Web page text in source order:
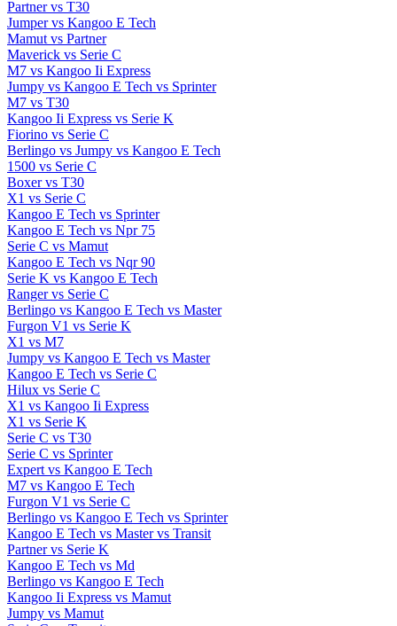
Partner vs T30
Jumper vs Kangoo E Tech
Mamut vs Partner
Maverick vs Serie C
M7 vs Kangoo Ii Express
Jumpy vs Kangoo E Tech vs Sprinter
M7 vs T30
Kangoo Ii Express vs Serie K
Fiorino vs Serie C
Berlingo vs Jumpy vs Kangoo E Tech
1500 vs Serie C
Boxer vs T30
X1 vs Serie C
Kangoo E Tech vs Sprinter
Kangoo E Tech vs Npr 75
Serie C vs Mamut
Kangoo E Tech vs Nqr 90
Serie K vs Kangoo E Tech
Ranger vs Serie C
Berlingo vs Kangoo E Tech vs Master
Furgon V1 vs Serie K
X1 vs M7
Jumpy vs Kangoo E Tech vs Master
Kangoo E Tech vs Serie C
Hilux vs Serie C
X1 vs Kangoo Ii Express
X1 vs Serie K
Serie C vs T30
Serie C vs Sprinter
Expert vs Kangoo E Tech
M7 vs Kangoo E Tech
Furgon V1 vs Serie C
Berlingo vs Kangoo E Tech vs Sprinter
Kangoo E Tech vs Master vs Transit
Partner vs Serie K
Kangoo E Tech vs Md
Berlingo vs Kangoo E Tech
Kangoo Ii Express vs Mamut
Jumpy vs Mamut